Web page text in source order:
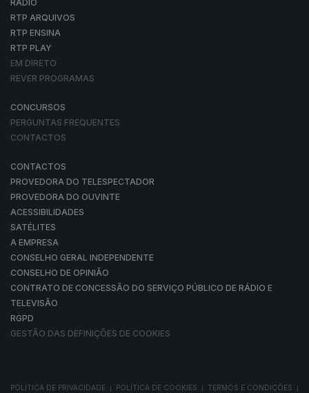
RÁDIO
RTP ARQUIVOS
RTP ENSINA
RTP PLAY
EM DIRETO
REVER PROGRAMAS
CONCURSOS
PERGUNTAS FREQUENTES
CONTACTOS
CONTACTOS
PROVEDORA DO TELESPECTADOR
PROVEDORA DO OUVINTE
ACESSIBILIDADES
SATÉLITES
A EMPRESA
CONSELHO GERAL INDEPENDENTE
CONSELHO DE OPINIÃO
CONTRATO DE CONCESSÃO DO SERVIÇO PÚBLICO DE RÁDIO E
TELEVISÃO
RGPD
GESTÃO DAS DEFINIÇÕES DE COOKIES
POLÍTICA DE PRIVACIDADE POLÍTICA DE COOKIES TERMOS E CONDIÇÕES